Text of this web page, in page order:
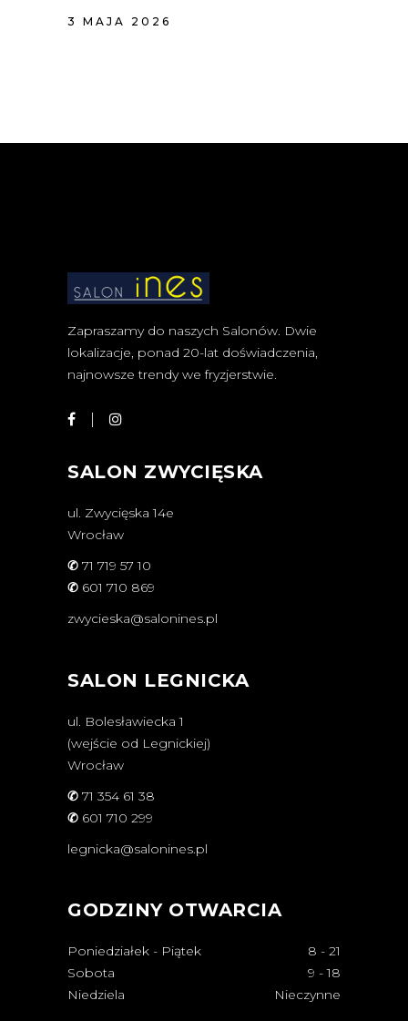
3 MAJA 2026
Zapraszamy do naszych Salonów. Dwie
lokalizacje, ponad 20-lat doświadczenia,
najnowsze trendy we fryzjerstwie.
SALON ZWYCIĘSKA
ul. Zwycięska 14e
Wrocław
✆ 71 719 57 10
✆ 601 710 869
zwycieska@salonines.pl
SALON LEGNICKA
ul. Bolesławiecka 1
(wejście od Legnickiej)
Wrocław
✆ 71 354 61 38
✆ 601 710 299
legnicka@salonines.pl
GODZINY OTWARCIA
Poniedziałek - Piątek 8 - 21
Sobota
9 - 18
Niedziela
Nieczynne